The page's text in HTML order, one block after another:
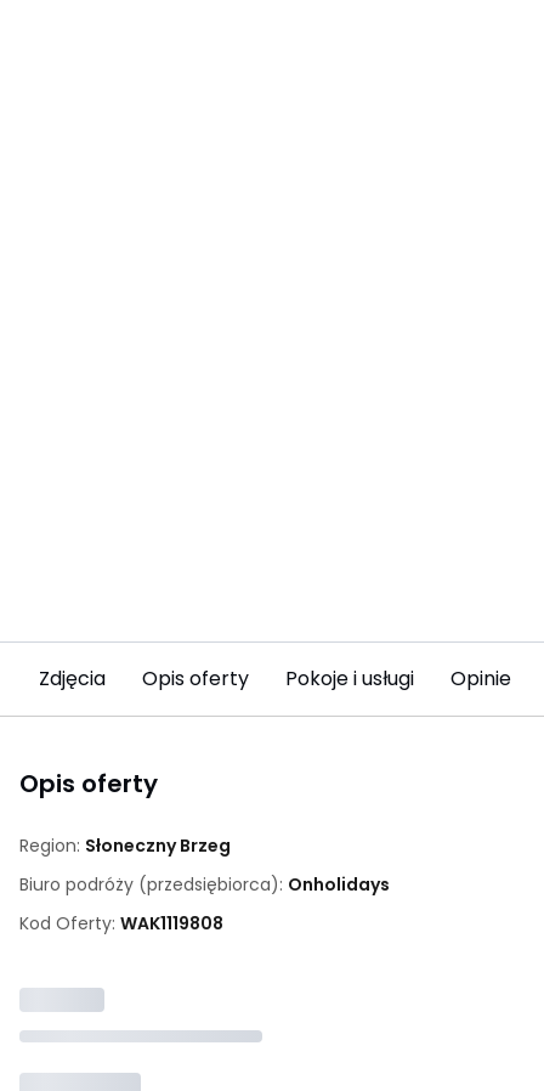
Zdjęcia Opis oferty Pokoje i usługi Opinie
Opis oferty
Region: Słoneczny Brzeg
Biuro podróży (przedsiębiorca): Onholidays
Kod Oferty: WAK1119808